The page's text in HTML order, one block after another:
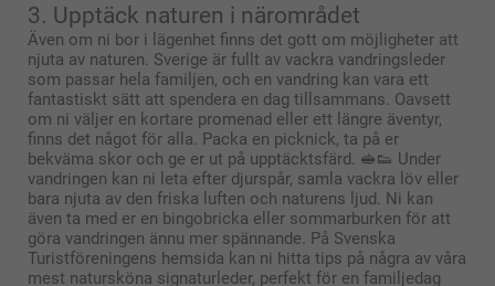
3. Upptäck naturen i närområdet
Även om ni bor i lägenhet finns det gott om möjligheter att
njuta av naturen. Sverige är fullt av vackra vandringsleder
som passar hela familjen, och en vandring kan vara ett
fantastiskt sätt att spendera en dag tillsammans. Oavsett
om ni väljer en kortare promenad eller ett längre äventyr,
finns det något för alla. Packa en picknick, ta på er
bekväma skor och ge er ut på upptäcktsfärd. 🥪👟 Under
vandringen kan ni leta efter djurspår, samla vackra löv eller
bara njuta av den friska luften och naturens ljud. Ni kan
även ta med er en bingobricka eller sommarburken för att
göra vandringen ännu mer spännande. På Svenska
Turistföreningens hemsida kan ni hitta tips på några av våra
mest natursköna signaturleder, perfekt för en familjedag